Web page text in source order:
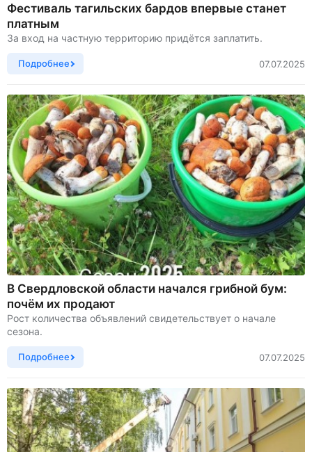
Фестиваль тагильских бардов впервые станет
платным
За вход на частную территорию придётся заплатить.
Подробнее 07.07.2025
В Свердловской области начался грибной бум:
почём их продают
Рост количества объявлений свидетельствует о начале
сезона.
Подробнее 07.07.2025